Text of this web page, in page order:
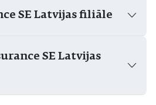
SE Latvijas filiāle
SE Latvijas